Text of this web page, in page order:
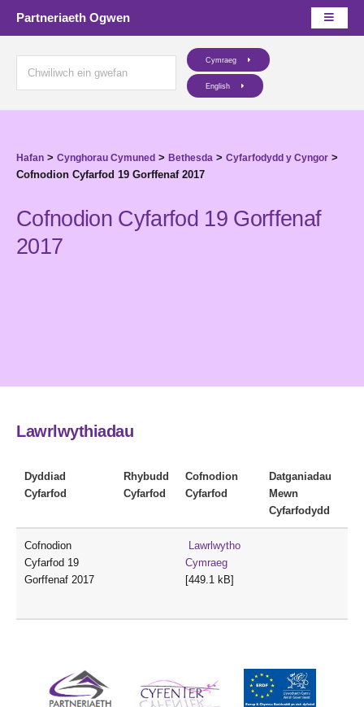
Partneriaeth Ogwen
Cymraeg
English
Hafan > Cynghorau Cymuned > Bethesda > Cyfarfodydd y Cyngor >
Cofnodion Cyfarfod 19 Gorffenaf 2017
Cofnodion Cyfarfod 19 Gorffenaf
2017
Lawrlwythiadau
Dyddiad
Cyfarfod
Rhybudd
Cyfarfod
Cofnodion
Cyfarfod
Datganiadau
Mewn
Cyfarfodydd
Cofnodion
Cyfarfod 19
Gorffenaf 2017
Lawrlwytho
Cymraeg
[449.1 kB]